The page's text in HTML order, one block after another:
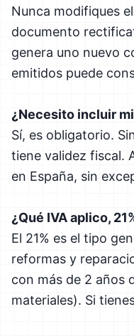
Nunca modifiques
documento
genera uno nuevo
emitidos puede
¿Necesito incluir
Sí, es obligatorio.
tiene validez fiscal.
en España, sin
¿Qué IVA aplico,
El 21% es el tipo
reformas y
con más de 2 años
materiales). Si